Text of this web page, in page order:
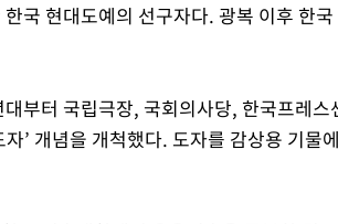
국 현대도예의 선구자다. 광복 이후 한
부터 국립극장, 국회의사당, 한국프레
자’ 개념을 개척했다. 도자를 감상용 기